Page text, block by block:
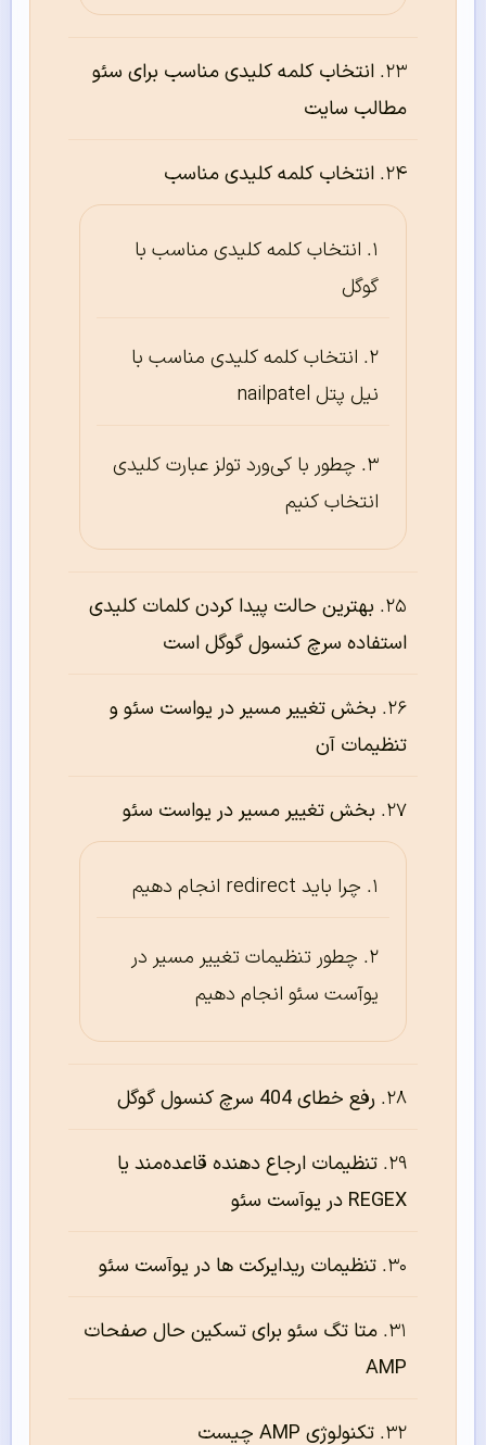
انتخاب کلمه کلیدی مناسب برای سئو
مطالب سایت
انتخاب کلمه کلیدی مناسب
انتخاب کلمه کلیدی مناسب با
گوگل
انتخاب کلمه کلیدی مناسب با
نیل‌‌‌ پتل nailpatel
چطور با کی‌ورد تولز عبارت کلیدی
انتخاب کنیم
بهترین حالت پیدا کردن کلمات کلیدی
استفاده سرچ کنسول گوگل است
بخش تغییر مسیر در یواست سئو و
تنظیمات آن
بخش تغییر مسیر در یواست سئو
چرا باید redirect انجام دهیم
چطور تنظیمات تغییر مسیر در
یوآست سئو انجام دهیم
رفع خطای 404 سرچ کنسول گوگل
تنظیمات ارجاع دهنده قاعده‌‌مند یا
REGEX در یوآست سئو
تنظیمات ریدایرکت ها در یوآست سئو
متا تگ سئو برای تسکین حال صفحات
AMP
تکنولوژی AMP چیست